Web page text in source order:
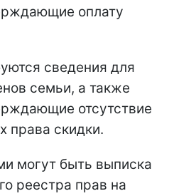
оплату
сведения для
семьи, а также
отсутствие
права скидки.
могут быть выписка
реестра прав на